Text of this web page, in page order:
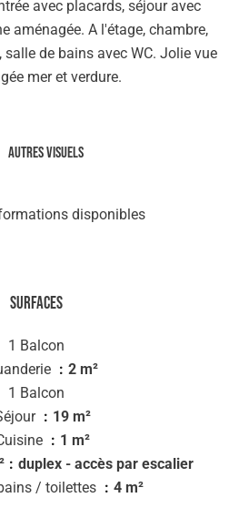
avec placards, séjour avec
aménagée. A l'étage, chambre,
de bains avec WC. Jolie vue
mer et verdure.
Autres visuels
disponibles
Surfaces
1 Balcon
2 m²
1 Balcon
19 m²
1 m²
duplex - accès par escalier
/ toilettes
4 m²